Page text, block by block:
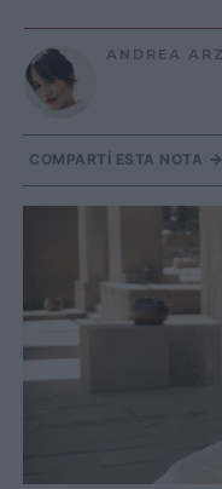
ANDREA
COMPARTÍ ESTA NOTA